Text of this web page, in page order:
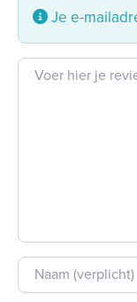
Je e-
Beoordeling tekst
Naam